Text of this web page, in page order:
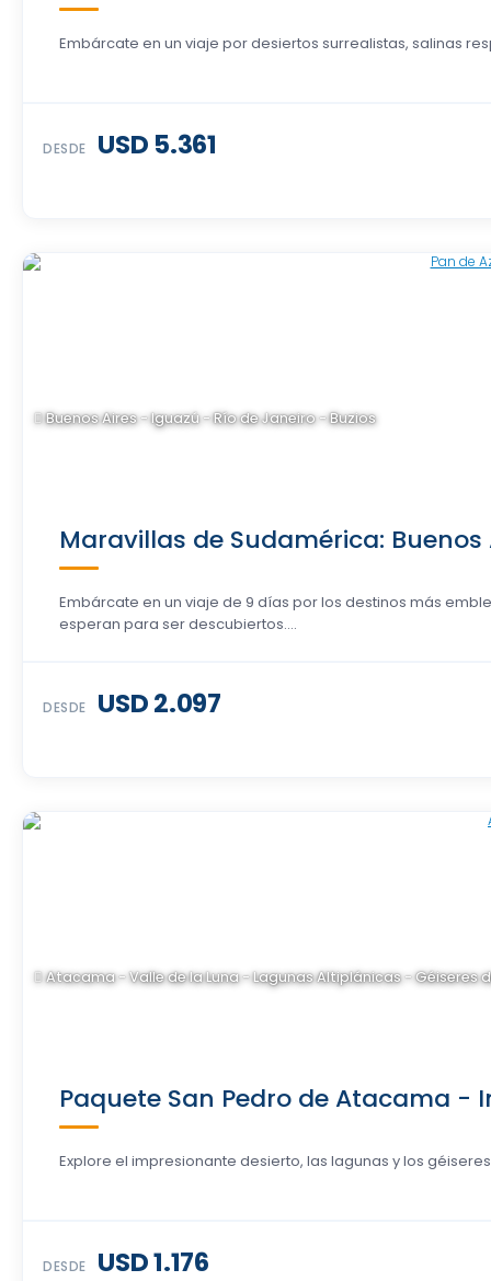
Embárcate en un viaje por desiertos surrealistas, salinas
DESDE USD 5.361
Buenos Aires - Iguazú - Río de Janeiro - Buzios
Maravillas de Sudamérica:
Embárcate en un viaje de 9 días por los destinos más
esperan para ser descubiertos....
DESDE USD 2.097
Atacama - Valle de la Luna - Lagunas Altiplánicas - Géiseres
Paquete San Pedro de Atacama -
Explore el impresionante desierto, las lagunas y los
DESDE USD 1.176